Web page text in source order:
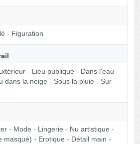
- Figuration
- Lieu publique - Dans l'eau -
dans la neige - Sous la pluie - Sur
- Mode - Lingerie - Nu artistique -
masqué) - Erotique - Détail main -